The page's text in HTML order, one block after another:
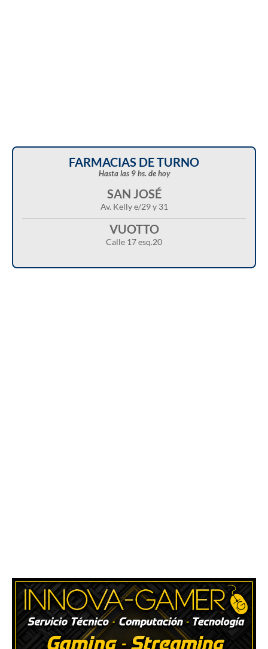
FARMACIAS DE TURNO
Hasta las 9 hs. de hoy
SAN JOSÉ
Av. Kelly e/29 y 31
VUOTTO
Calle 17 esq.20